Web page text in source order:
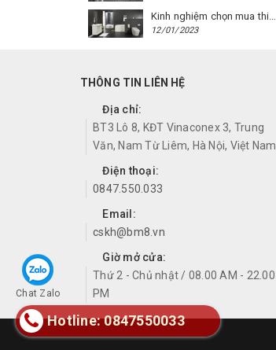
Kinh nghiệm chọn mua thiết bị vệ sinh Caesar cho phòng trọ
12/01/2023
THÔNG TIN LIÊN HỆ
Địa chỉ:
BT3 Lô 8, KĐT Vinaconex 3, Trung
Văn, Nam Từ Liêm, Hà Nội, Việt Nam
Điện thoại:
0847.550.033
Email:
cskh@bm8.vn
Giờ mở cửa:
Thứ 2 - Chủ nhật / 08.00 AM - 22.00
PM
Hotline: 0847550033
Chat Zalo